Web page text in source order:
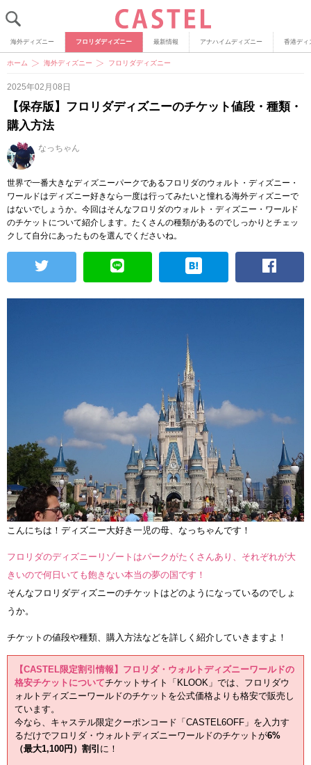
海外ディズニー フロリダディズニー 最新情報 アナハイムディズニー 香港ディ
ホーム 海外ディズニー フロリダディズニー
2025年02月08日
【保存版】フロリダディズニーのチケット値段・種類・
購入方法
なっちゃん
世界で一番大きなディズニーパークであるフロリダのウォルト・ディズニー・
ワールドはディズニー好きなら一度は行ってみたいと憧れる海外ディズニーで
はないでしょうか。今回はそんなフロリダのウォルト・ディズニー・ワールド
のチケットについて紹介します。たくさんの種類があるのでしっかりとチェッ
クして自分にあったものを選んでくださいね。
こんにちは！ディズニー大好き一児の母、なっちゃんです！
フロリダのディズニーリゾートはパークがたくさんあり、それぞれが大
きいので何日いても飽きない本当の夢の国です！
そんなフロリダディズニーのチケットはどのようになっているのでしょ
うか。
チケットの値段や種類、購入方法などを詳しく紹介していきますよ！
【CASTEL限定割引情報】フロリダ・ウォルトディズニーワールドの
格安チケットについてチケットサイト「KLOOK」では、フロリダウ
ォルトディズニーワールドのチケットを公式価格よりも格安で販売し
ています。
今なら、キャステル限定クーポンコード「CASTEL6OFF」を入力す
るだけでフロリダ・ウォルトディズニーワールドのチケットが6%
（最大1,100円）割引 に！